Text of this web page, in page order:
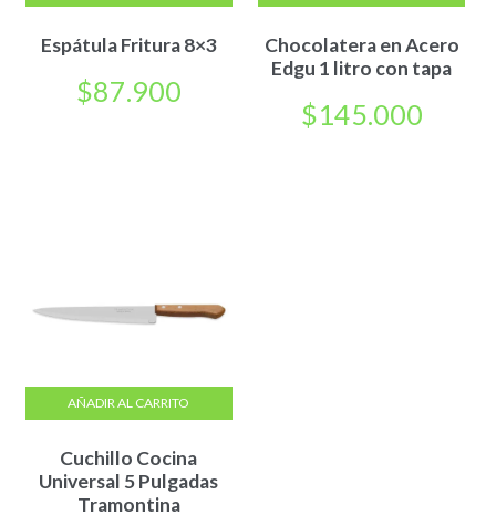
Espátula Fritura 8×3
$87.900
Chocolatera en Acero
Edgu 1 litro con tapa
$145.000
Cuchillo Cocina
Universal 5 Pulgadas
Tramontina
AÑADIR AL CARRITO